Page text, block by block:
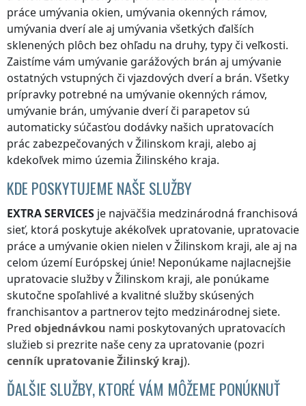
práce umývania okien, umývania okenných rámov,
umývania dverí ale aj umývania všetkých ďalších
sklenených plôch bez ohľadu na druhy, typy či veľkosti.
Zaistíme vám umývanie garážových brán aj umývanie
ostatných vstupných či vjazdových dverí a brán. Všetky
prípravky potrebné na umývanie okenných rámov,
umývanie brán, umývanie dverí či parapetov sú
automaticky súčasťou dodávky našich upratovacích
prác zabezpečovaných v Žilinskom kraji, alebo aj
kdekoľvek mimo územia Žilinského kraja.
KDE POSKYTUJEME NAŠE SLUŽBY
EXTRA SERVICES je najväčšia medzinárodná franchisová
sieť, ktorá poskytuje akékoľvek upratovanie, upratovacie
práce a umývanie okien nielen v Žilinskom kraji, ale aj na
celom území Európskej únie! Neponúkame najlacnejšie
upratovacie službyv Žilinskom kraji, ale ponúkame
skutočne spoľahlivé a kvalitné služby skúsených
franchisantov a partnerov tejto medzinárodnej siete.
Pred objednávkou nami poskytovaných upratovacích
služieb si prezrite naše ceny za upratovanie (pozri
cenník upratovanieŽilinský kraj).
ĎALŠIE SLUŽBY, KTORÉ VÁM MÔŽEME PONÚKNUŤ